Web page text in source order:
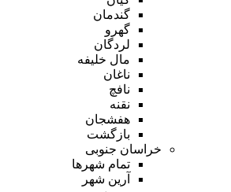
گندمان
گهرو
لردگان
مال خلیفه
ناغان
نافچ
نقنه
هفشجان
بازگشت
خراسان جنوبی
تمام شهر‌ها
آرین شهر